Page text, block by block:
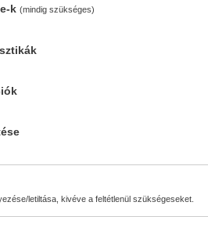
regisztráljon az
k (mindig szükséges)
letiltása, kivéve a feltétlenül szükségeseket.